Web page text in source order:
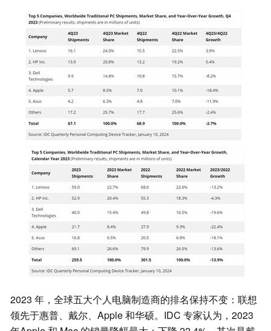
2023 年，全球五大个人电脑制造商的排名保持不变：联想
领先于惠普、戴尔、Apple 和华硕。IDC 专家认为，2023